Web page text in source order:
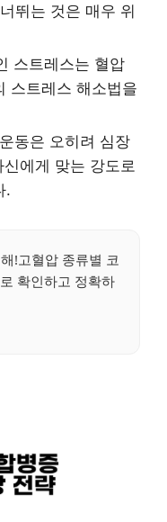
뛰는 것은 매우 위
스트레스는 혈압
스트레스 해소법을
동은 오히려 심장
에게 맞는 강도로
.
!고혈압 종류별 코
확인하고 정확하